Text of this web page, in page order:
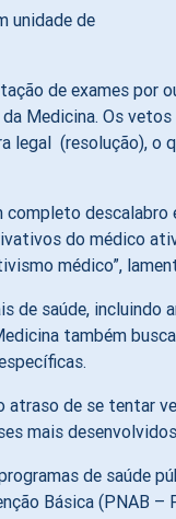
de exames por
Medicina. Os
(resolução), o
completo
do médico
médico”,
saúde, incluindo
também
de se tentar
mais
de saúde
Básica (PNAB